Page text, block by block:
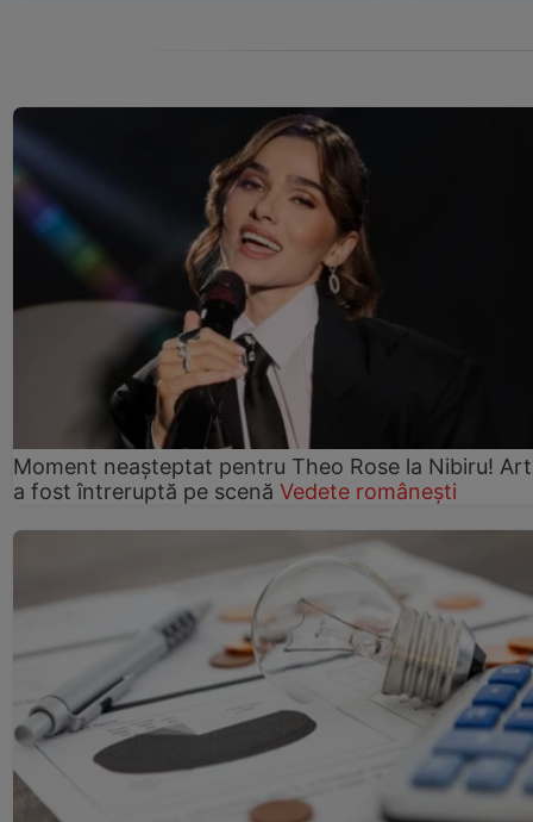
Moment neașteptat pentru Theo Rose la Nibiru!
a fost întreruptă pe scenă Vedete românești